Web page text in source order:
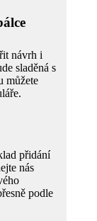
návrh i
sladěná s
můžete
přidání
nás
podle